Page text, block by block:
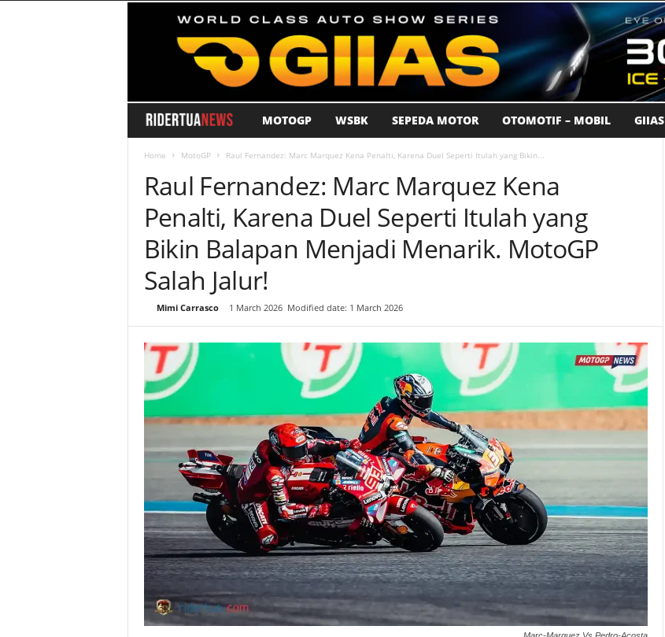
i
d
e
r
T
u
a
o
m
MOTOGP WSBK SEPEDA MOTOR OTOMOTIF – MOBIL GIIAS
Home MotoGP Raul Fernandez: Marc Marquez Kena Penalti, Karena Duel Seperti Itulah yang Bikin...
Raul Fernandez: Marc Marquez Kena
Penalti, Karena Duel Seperti Itulah yang
Bikin Balapan Menjadi Menarik. MotoGP
Salah Jalur!
Mimi Carrasco- 1 March 2026 Modified date: 1 March 2026